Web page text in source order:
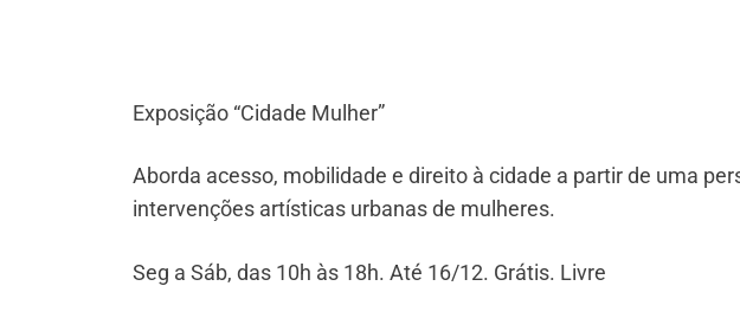
Exposição “Cidade Mulher”
Aborda acesso, mobilidade e direito à cidade a partir de uma
intervenções artísticas urbanas de mulheres.
Seg a Sáb, das 10h às 18h. Até 16/12. Grátis. Livre